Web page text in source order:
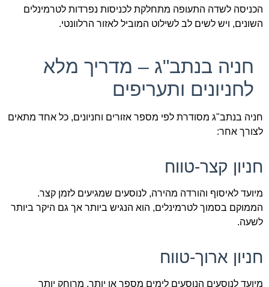
הכניסה לשדה התעופה מתחלקת לכניסות נפרדות לטרמינלים
השונים, ויש לשים לב לשילוט המוביל לאזור הרלוונטי.
חניה בנתב"ג – מדריך מלא
לחניונים ותעריפים
חניה בנתב"ג מסודרת לפי מספר אזורים וחניונים, כל אחד מתאים
לצורך אחר:
חניון קצר-טווח
מיועד לאיסוף והורדה מהירה, לנוסעים שמגיעים לזמן קצר.
הממוקם בסמוך לטרמינלים, הוא הנגיש ביותר אך גם היקר ביותר
לשעה.
חניון ארוך-טווח
מיועד לנוסעים הנוסעים לימים מספר או יותר. מרוחק יותר